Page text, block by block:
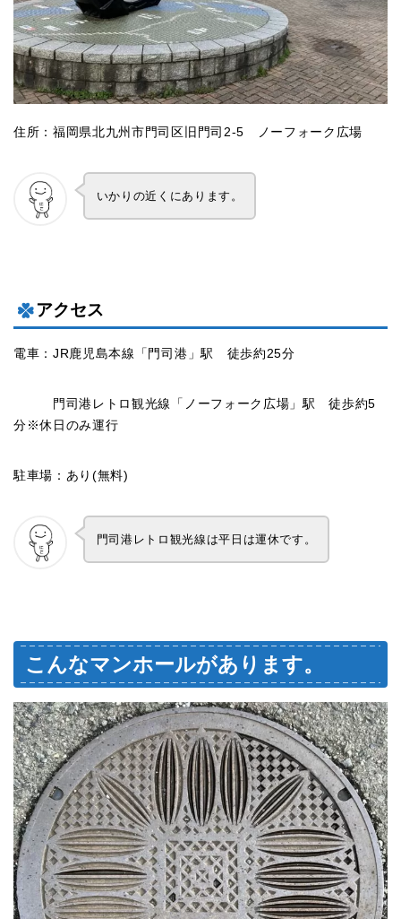
住所：福岡県北九州市門司区旧門司2-5 ノーフォーク広場
いかりの近くにあります。
アクセス
電車：JR鹿児島本線「門司港」駅 徒歩約25分
門司港レトロ観光線「ノーフォーク広場」駅 徒歩約5
分※休日のみ運行
駐車場：あり(無料)
門司港レトロ観光線は平日は運休です。
こんなマンホールがあります。